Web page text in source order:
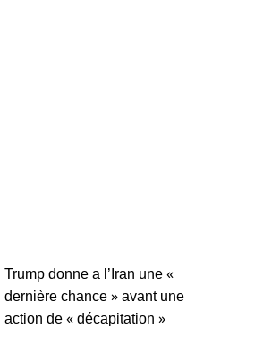
Trump donne a l’Iran une «
dernière chance » avant une
action de « décapitation »